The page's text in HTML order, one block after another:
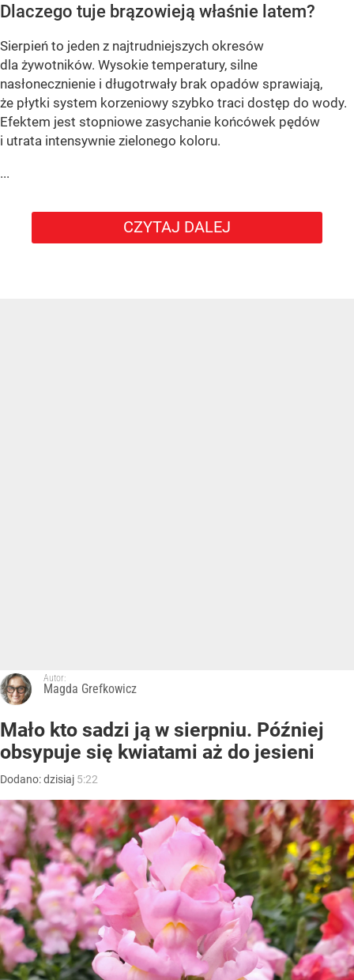
Dlaczego tuje brązowieją właśnie latem?
Sierpień to jeden z najtrudniejszych okresów
dla żywotników. Wysokie temperatury, silne
nasłonecznienie i długotrwały brak opadów sprawiają,
że płytki system korzeniowy szybko traci dostęp do wody.
Efektem jest stopniowe zasychanie końcówek pędów
i utrata intensywnie zielonego koloru.
...
CZYTAJ DALEJ
Autor:
Magda Grefkowicz
Mało kto sadzi ją w sierpniu. Później
obsypuje się kwiatami aż do jesieni
Dodano:dzisiaj 5:22